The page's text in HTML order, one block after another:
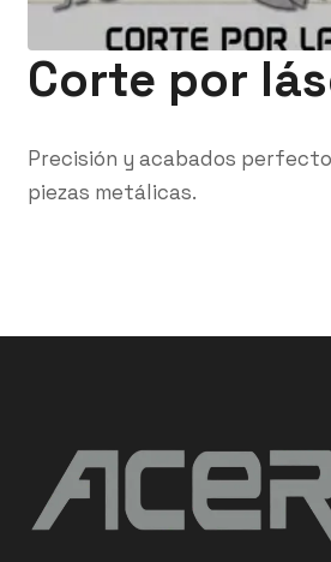
Corte por
Precisión y acabados
piezas metálicas.